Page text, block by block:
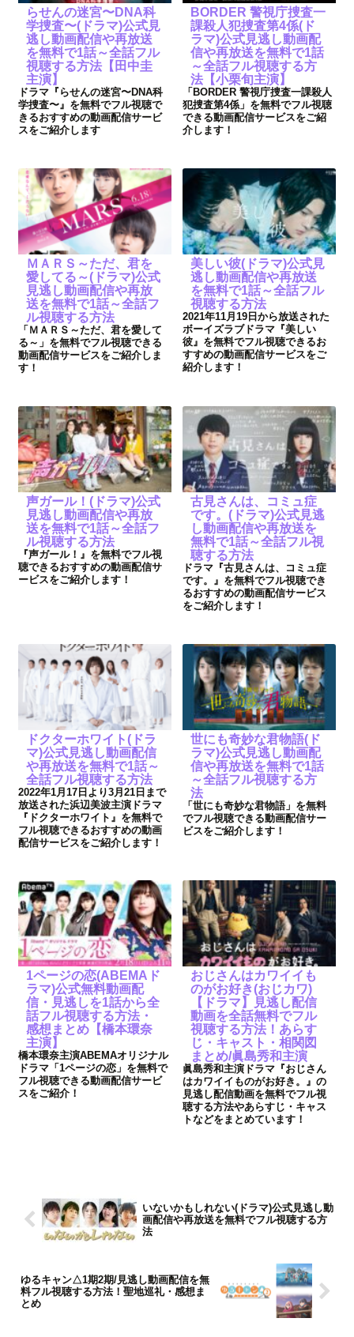
らせんの迷宮〜DNA科
学捜査〜(ドラマ)公式見
逃し動画配信や再放送
を無料で1話～全話フル
視聴する方法【田中圭
主演】
ドラマ『らせんの迷宮〜DNA科
学捜査〜』を無料でフル視聴で
きるおすすめの動画配信サービ
スをご紹介します
BORDER 警視庁捜査一
課殺人犯捜査第4係(ド
ラマ)公式見逃し動画配
信や再放送を無料で1話
～全話フル視聴する方
法【小栗旬主演】
「BORDER 警視庁捜査一課殺人
犯捜査第4係」を無料でフル視聴
できる動画配信サービスをご紹
介します！
ＭＡＲＳ～ただ、君を
愛してる～(ドラマ)公式
見逃し動画配信や再放
送を無料で1話～全話フ
ル視聴する方法
「ＭＡＲＳ～ただ、君を愛して
る～」を無料でフル視聴できる
動画配信サービスをご紹介しま
す！
美しい彼(ドラマ)公式見
逃し動画配信や再放送
を無料で1話～全話フル
視聴する方法
2021年11月19日から放送された
ボーイズラブドラマ『美しい
彼』を無料でフル視聴できるお
すすめの動画配信サービスをご
紹介します！
声ガール！(ドラマ)公式
見逃し動画配信や再放
送を無料で1話～全話フ
ル視聴する方法
『声ガール！』を無料でフル視
聴できるおすすめの動画配信サ
ービスをご紹介します！
古見さんは、コミュ症
です。(ドラマ)公式見逃
し動画配信や再放送を
無料で1話～全話フル視
聴する方法
ドラマ『古見さんは、コミュ症
です。』を無料でフル視聴でき
るおすすめの動画配信サービス
をご紹介します！
ドクターホワイト(ドラ
マ)公式見逃し動画配信
や再放送を無料で1話～
全話フル視聴する方法
2022年1月17日より3月21日まで
放送された浜辺美波主演ドラマ
『ドクターホワイト』を無料で
フル視聴できるおすすめの動画
配信サービスをご紹介します！
世にも奇妙な君物語(ド
ラマ)公式見逃し動画配
信や再放送を無料で1話
～全話フル視聴する方
法
「世にも奇妙な君物語」を無料
でフル視聴できる動画配信サー
ビスをご紹介します！
1ページの恋(ABEMAド
ラマ)公式無料動画配
信・見逃しを1話から全
話フル視聴する方法・
感想まとめ【橋本環奈
主演】
橋本環奈主演ABEMAオリジナル
ドラマ「1ページの恋」を無料で
フル視聴できる動画配信サービ
スをご紹介！
おじさんはカワイイも
のがお好き(おじカワ)
【ドラマ】見逃し配信
動画を全話無料でフル
視聴する方法！あらす
じ・キャスト・相関図
まとめ/眞島秀和主演
眞島秀和主演ドラマ『おじさん
はカワイイものがお好き。』の
見逃し配信動画を無料でフル視
聴する方法やあらすじ・キャス
トなどをまとめています！
いないかもしれない(ドラマ)公式見逃し動
画配信や再放送を無料でフル視聴する方
法
ゆるキャン△1期2期/見逃し動画配信を無
料フル視聴する方法！聖地巡礼・感想ま
とめ